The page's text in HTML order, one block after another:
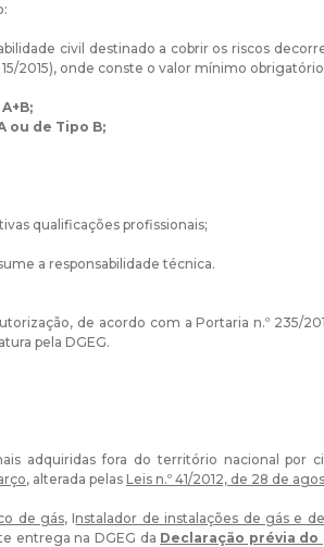
civil destinado a cobrir os riscos
2015), onde conste o valor mínimo
ou de Tipo B;
qualificações profissionais;
a responsabilidade técnica.
de acordo com a Portaria n.º 235/
pela DGEG.
adquiridas fora do território nacional por
, alterada pelas Leis n.º 41/2012, de 28 de
de gás, Instalador de instalações de gás e
entrega na DGEG da Declaração prévia do